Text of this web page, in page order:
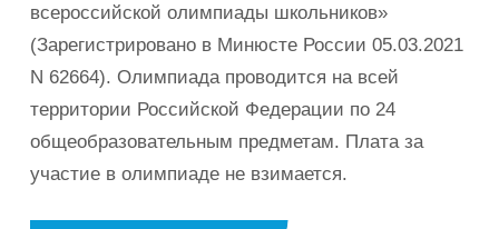
всероссийской олимпиады школьников»
(Зарегистрировано в Минюсте России 05.03.2021
N 62664). Олимпиада проводится на всей
территории Российской Федерации по 24
общеобразовательным предметам. Плата за
участие в олимпиаде не взимается.